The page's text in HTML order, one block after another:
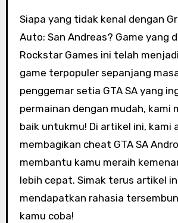
Siapa yang tidak kenal dengan Grand Theft
Auto: San Andreas? Game yang
Rockstar Games ini telah
game terpopuler sepanjang
penggemar setia GTA SA yang
permainan dengan mudah, kami
baik untukmu! Di artikel ini, kami
membagikan cheat GTA SA
membantu kamu meraih
lebih cepat. Simak terus artikel
mendapatkan rahasia
kamu coba!